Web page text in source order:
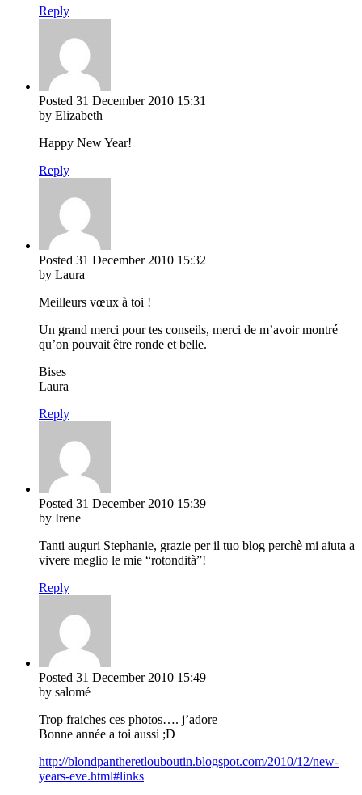
Reply
Posted 31 December 2010 15:31
by Elizabeth
Happy New Year!
Reply
Posted 31 December 2010 15:32
by Laura
Meilleurs vœux à toi !
Un grand merci pour tes conseils, merci de m’avoir montré
qu’on pouvait être ronde et belle.
Bises
Laura
Reply
Posted 31 December 2010 15:39
by Irene
Tanti auguri Stephanie, grazie per il tuo blog perchè mi aiuta a
vivere meglio le mie “rotondità”!
Reply
Posted 31 December 2010 15:49
by salomé
Trop fraiches ces photos…. j’adore
Bonne année a toi aussi ;D
http://blondpantheretlouboutin.blogspot.com/2010/12/new-
years-eve.html#links